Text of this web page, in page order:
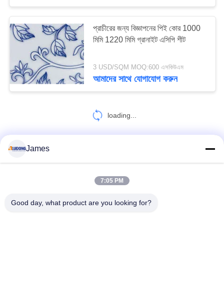
প্রাচীরের জন্য বিজ্ঞাপনের পিই কোর 1000
মিমি 1220 মিমি গ্রানাইট এসিপি শীট
3 USD/SQM MOQ:600 এসকিউএম
আমাদের সাথে যোগাযোগ করুন
loading...
James
7:05 PM
Good day, what product are you looking for?